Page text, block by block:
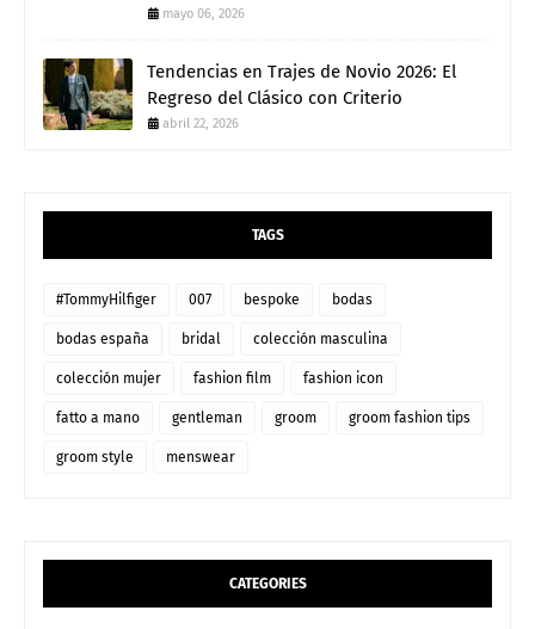
mayo 06, 2026
Tendencias en Trajes de Novio 2026: El
Regreso del Clásico con Criterio
abril 22, 2026
TAGS
#TommyHilfiger 007 bespoke bodas
bodas españa bridal colección masculina
colección mujer fashion film fashion icon
fatto a mano gentleman groom groom fashion tips
groom style menswear
CATEGORIES